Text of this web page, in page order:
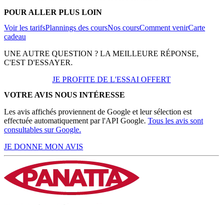
POUR ALLER PLUS LOIN
Voir les tarifsPlannings des coursNos coursComment venirCarte
cadeau
UNE AUTRE QUESTION ? LA MEILLEURE RÉPONSE,
C'EST D'ESSAYER.
JE PROFITE DE L'ESSAI OFFERT
VOTRE AVIS NOUS INTÉRESSE
Les avis affichés proviennent de Google et leur sélection est
effectuée automatiquement par l'API Google. Tous les avis sont
consultables surGoogle.
JE DONNE MON AVIS